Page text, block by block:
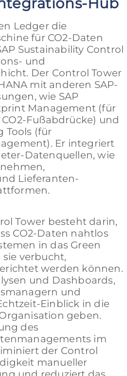
Ledger die
für CO2-Daten
Sustainability Control
und
Der Control Tower
mit anderen SAP-
wie SAP
Management (für
Fußabdrücke) und
Tools (für
Er integriert
Datenquellen, wie
Lieferanten-
Tower besteht darin,
CO2-Daten nahtlos
in das Green
verbucht,
werden können.
und Dashboards,
und
Einblick in die
geben.
des
im
der Control
manueller